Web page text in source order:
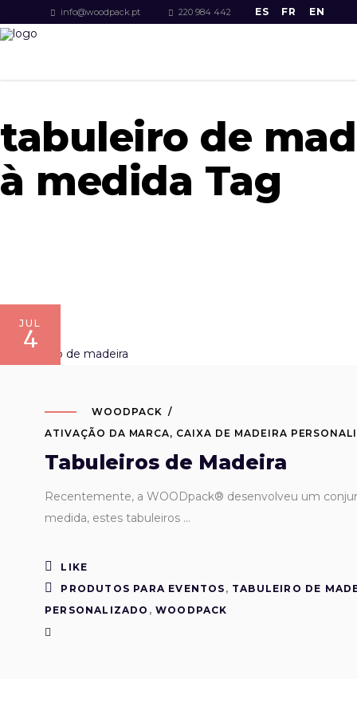
info@woodpack.pt 220 984 442 ES FR EN
tabuleiro de
à medida Tag
JUL
4
WOODPACK
ATIVAÇÃO DA MARCA, CAIXA DE MADEIRA
Tabuleiros de Madeira
Recentemente, a WOODpack® desenvolveu um
medida, estes tabuleiros
LIKE
PRODUTOS PARA EVENTOS , TABULEIRO DE
PERSONALIZADO ,WOODPACK